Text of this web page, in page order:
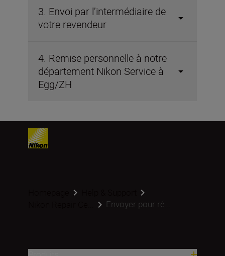
3. Envoi par l’intermédiaire de
votre revendeur
4. Remise personnelle à notre
département Nikon Service à
Egg/ZH
Envoyer pour ré...